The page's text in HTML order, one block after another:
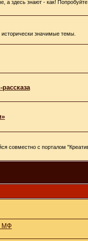
а здесь знают - как!
значимые темы.
совместно с порталом
МФ